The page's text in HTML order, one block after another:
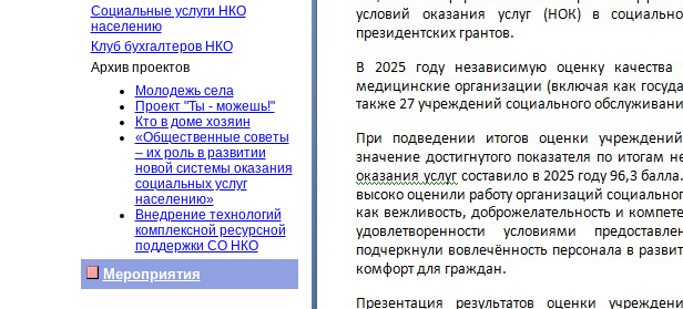
Социальные услуги НКО
населению
Клуб бухгалтеров НКО
Архив проектов
Молодежь села
Проект "Ты - можешь!"
Кто в доме хозяин
«Общественные советы
– их роль в развитии
новой системы оказания
социальных услуг
населению»
Внедрение технологий
комплексной ресурсной
поддержки СО НКО
Мероприятия